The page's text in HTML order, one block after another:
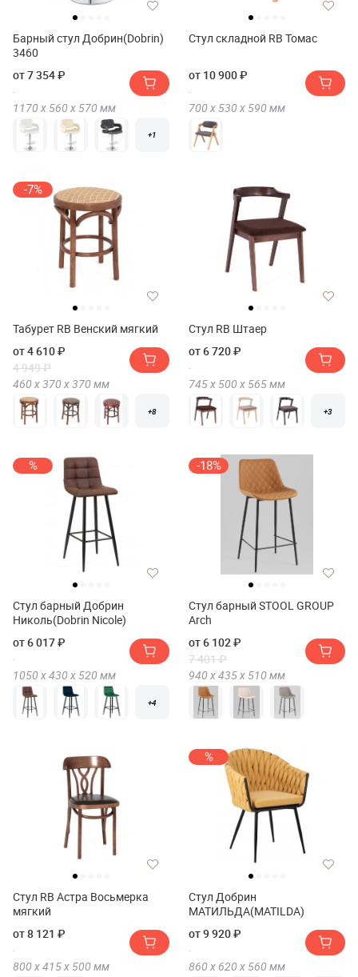
Барный стул Добрин(Dobrin)
3460
от 7 354 ₽
1170 х 560 х 570 мм
+1
Стул складной RB Томас
от 10 900 ₽
700 х 530 х 590 мм
-7%
Табурет RB Венский мягкий
от 4 610 ₽
4 949 ₽
460 х370 х370 мм
+8
Стул RB Штаер
от 6 720 ₽
745 х 500 х 565мм
+3
%
Стул барный Добрин
Николь(Dobrin Nicole)
от 6 017 ₽
1050 х430 х 520 мм
+4
-18%
Стул барный STOOL GROUP
Arch
от 6 102 ₽
7 401 ₽
940 х435 х 510 мм
Стул RB Астра Восьмерка
мягкий
от 8 121 ₽
800 х415 х 500 мм
%
Стул Добрин
МАТИЛЬДА(MATILDA)
от 9 920 ₽
860 х 620 х 560 мм